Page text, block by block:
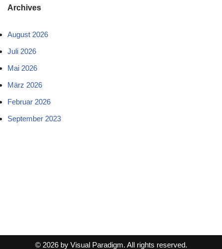
Archives
August 2026
Juli 2026
Mai 2026
März 2026
Februar 2026
September 2023
© 2026 by Visual Paradigm. All rights reserved.